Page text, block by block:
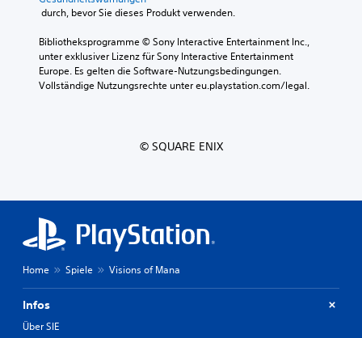
durch, bevor Sie dieses Produkt verwenden.
Bibliotheksprogramme © Sony Interactive Entertainment Inc.,
unter exklusiver Lizenz für Sony Interactive Entertainment
Europe. Es gelten die Software-Nutzungsbedingungen.
Vollständige Nutzungsrechte unter eu.playstation.com/legal.
© SQUARE ENIX
Home Spiele Visions of Mana
Infos
Über SIE